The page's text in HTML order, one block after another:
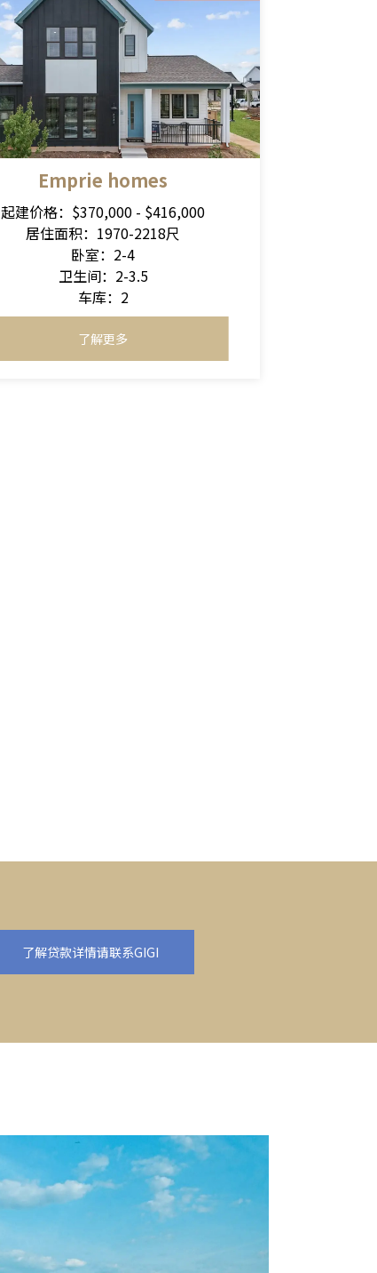
Emprie homes
起建价格：$370,000 - $416,000
居住面积：1970-2218尺
卧室：2-4
卫生间：2-3.5
车库：2
了解更多
了解贷款详情请联系GIGI